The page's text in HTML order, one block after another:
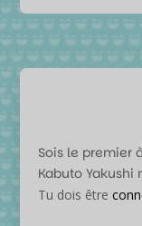
Sois le premier
Kabuto Yakushi
Tu dois être